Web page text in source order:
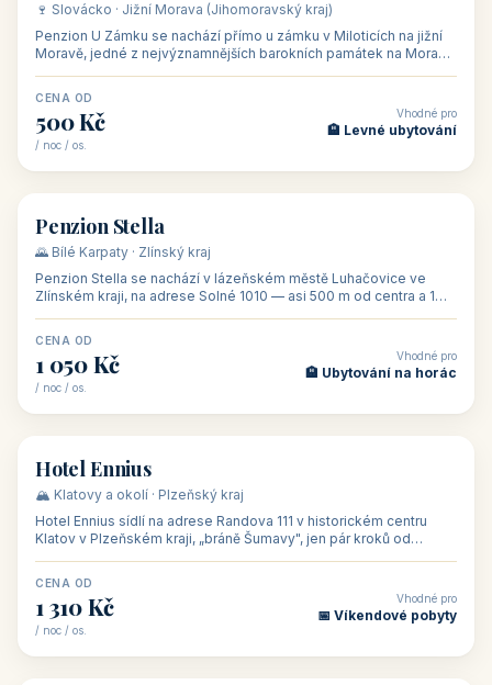
🍷 Slovácko · Jižní Morava (Jihomoravský kraj)
Penzion U Zámku se nachází přímo u zámku v Miloticích na jižní
Moravě, jedné z nejvýznamnějších barokních památek na Moravě,
CENA OD
500 Kč
/ noc / os.
Vhodné pro
🏨 Levné ubytování
🏡 penzion
Penzion Stella
🌄 Bílé Karpaty · Zlínský kraj
Penzion Stella se nachází v lázeňském městě Luhačovice ve
Zlínském kraji, na adrese Solné 1010 — asi 500 m od centra a 1
CENA OD
1 050 Kč
/ noc / os.
Vhodné pro
🏨 Ubytování na horác
🏨 hotel
Hotel Ennius
🏔️ Klatovy a okolí · Plzeňský kraj
Hotel Ennius sídlí na adrese Randova 111 v historickém centru
Klatov v Plzeňském kraji, „bráně Šumavy", jen pár kroků od
CENA OD
1 310 Kč
/ noc / os.
Vhodné pro
📅 Víkendové pobyty